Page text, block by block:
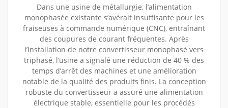
Dans une usine de métallurgie, l’alimentation
monophasée existante s’avérait insuffisante pour les
fraiseuses à commande numérique (CNC), entraînant
des coupures de courant fréquentes. Après
l’installation de notre convertisseur monophasé vers
triphasé, l’usine a signalé une réduction de 40 % des
temps d’arrêt des machines et une amélioration
notable de la qualité des produits finis. La conception
robuste du convertisseur a assuré une alimentation
électrique stable, essentielle pour les procédés